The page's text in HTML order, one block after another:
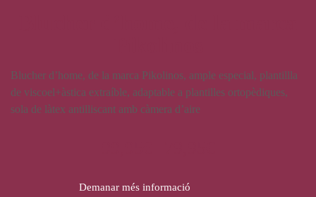
Blucher d’home, de la marca Pikolinos, ample especial, plantillla
de viscoel+àstica extraíble, adaptable a plantilles ortopèdiques,
sola de làtex antilliscant amb càmera d’aire
Demanar més informació